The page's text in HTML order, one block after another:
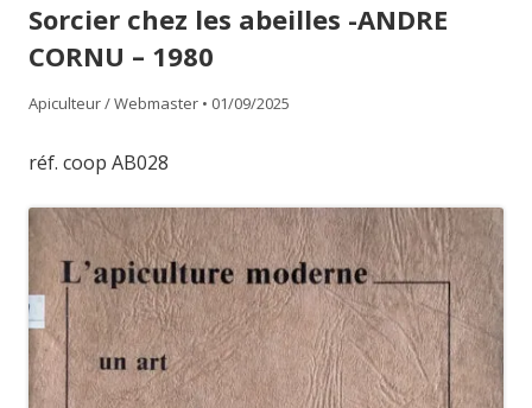
contenu
Sorcier chez les abeilles -ANDRE
CORNU – 1980
Apiculteur / Webmaster • 01/09/2025
réf. coop AB028